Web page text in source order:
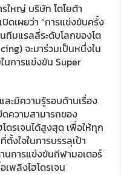
รใหญ่ บริษัท โตโยต้า
ดเผยว่า “การแข่งขันครั้ง
ทีมแรลลี่ระดับโลกของโต
จะมาร่วมเป็นหนึ่งใน
นการแข่งขัน Super
ะมีความรู้รอบด้านเรื่อง
ความสามารถของ
ดรเจนได้สูงสุด เพื่อให้ทุก
งใจในการบรรลุเป้า
นการแข่งขันกีฬามอเตอร์
พลิงไฮโดรเจน